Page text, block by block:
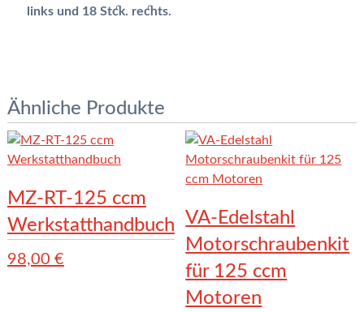
links und 18 Stck. rechts.
Ähnliche Produkte
MZ-RT-125 ccm
Werkstatthandbuch
98,00 €
VA-Edelstahl
Motorschraubenkit
für 125 ccm
Motoren